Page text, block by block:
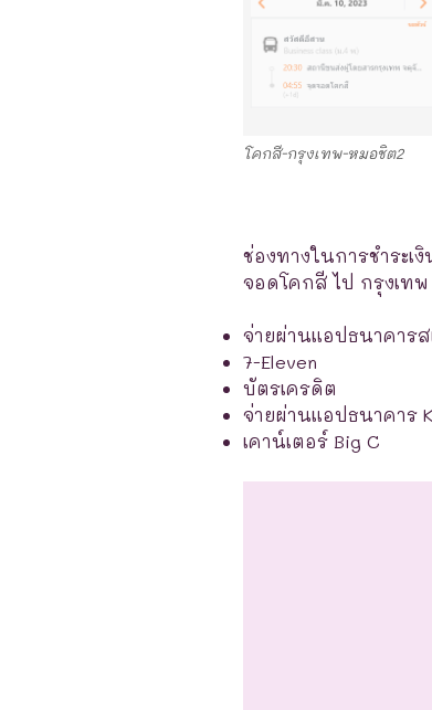
โคกสี-กรุงเทพ-หมอชิต2
ช่องทางในการชำระเ
จอดโคกสี ไป กรุงเท
จ่ายผ่านแอปธนาคาร
7-Eleven
บัตรเครดิต
จ่ายผ่านแอปธนาคาร
เคาน์เตอร์ Big C